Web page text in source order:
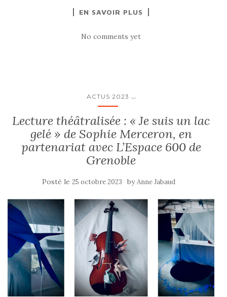
EN SAVOIR PLUS
No comments yet
ACTUS 2023 ...
Lecture théâtralisée : « Je suis un lac
gelé » de Sophie Merceron, en
partenariat avec L’Espace 600 de
Grenoble
Posté le 25 octobre 2023 byAnne Jabaud